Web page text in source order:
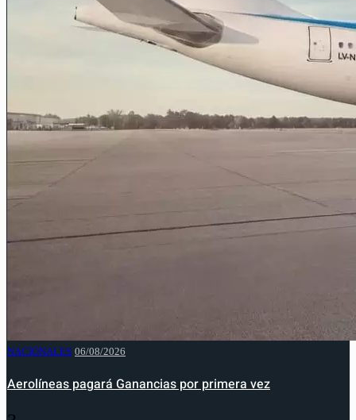
NACIONALES 06/08/2026
Aerolíneas pagará Ganancias por primera vez